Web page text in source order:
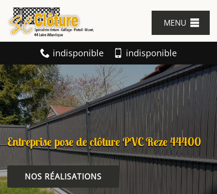
MENU
indisponible indisponible
Entreprise pose de clôture PVC Reze 44400
NOS RÉALISATIONS